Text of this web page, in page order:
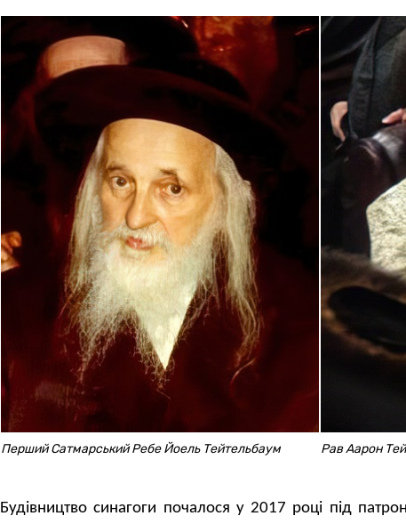
Перший Сатмарський Ребе Йоель Тейтельбаум Рав Аарон
Будівництво синагоги почалося у 2017 році під